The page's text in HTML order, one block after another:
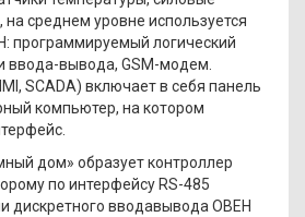
на среднем уровне используется
программируемый логический
ввода-вывода, GSM-модем.
SCADA) включает в себя панель
компьютер, на котором
дом» образует контроллер
по интерфейсу RS-485
дискретного вводавывода ОВЕН